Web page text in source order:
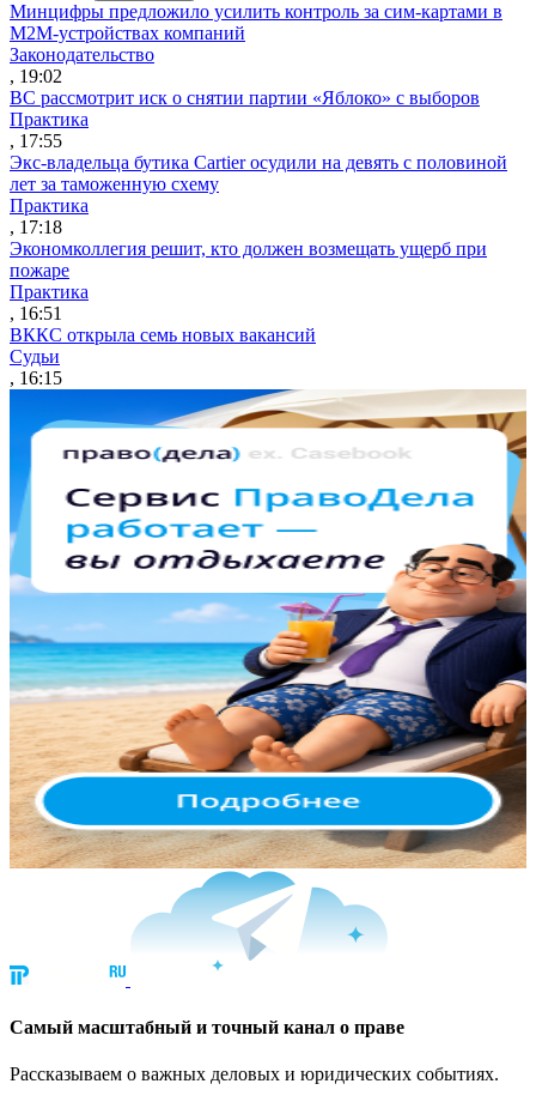
Минцифры предложило усилить контроль за сим-картами в
M2M-устройствах компаний
Законодательство
, 19:02
ВС рассмотрит иск о снятии партии «Яблоко» с выборов
Практика
, 17:55
Экс-владельца бутика Cartier осудили на девять с половиной
лет за таможенную схему
Практика
, 17:18
Экономколлегия решит, кто должен возмещать ущерб при
пожаре
Практика
, 16:51
ВККС открыла семь новых вакансий
Судьи
, 16:15
Cамый масштабный и точный канал о праве
Рассказываем о важных деловых и юридических событиях.